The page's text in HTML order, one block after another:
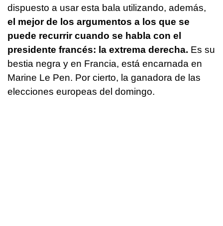
dispuesto a usar esta bala utilizando, además,
el mejor de los argumentos a los que se
puede recurrir cuando se habla con el
presidente francés: la extrema derecha. Es su
bestia negra y en Francia, está encarnada en
Marine Le Pen. Por cierto, la ganadora de las
elecciones europeas del domingo.